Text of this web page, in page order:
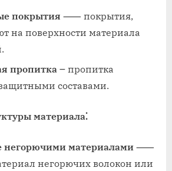
покрытия ⸺ покрытия,
на поверхности материала
пропитка౼ пропитка
составами.
материала⁚
негорючими материалами ⸺
негорючих волокон или